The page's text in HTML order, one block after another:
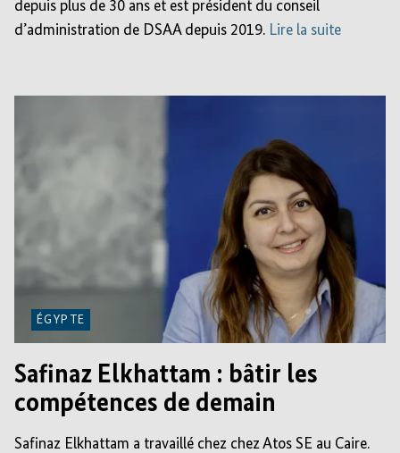
depuis plus de 30 ans et est président du conseil
d’administration de DSAA depuis 2019. Lire la suite
ÉGYPTE
Safinaz Elkhattam : bâtir les
compétences de demain
Safinaz Elkhattam a travaillé chez chez Atos SE au Caire.